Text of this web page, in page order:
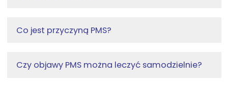
Co jest przyczyną PMS?
Czy objawy PMS można leczyć samodzielnie?